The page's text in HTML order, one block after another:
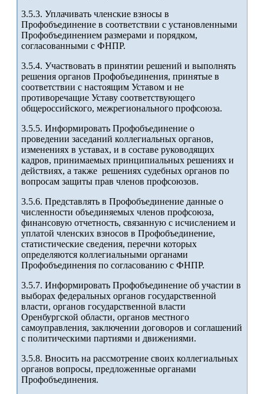
3.5.3. Уплачивать членские взносы в
Профобъединение в соответствии с установленными
Профобъединением размерами и порядком,
согласованными с ФНПР.
3.5.4. Участвовать в принятии решений и выполнять
решения органов Профобъединения, принятые в
соответствии с настоящим Уставом и не
противоречащие Уставу соответствующего
общероссийского, межрегионального профсоюза.
3.5.5. Информировать Профобъединение о
проведении заседаний коллегиальных органов,
изменениях в уставах, и в составе руководящих
кадров, принимаемых принципиальных решениях и
действиях, а также решениях судебных органов по
вопросам защиты прав членов профсоюзов.
3.5.6. Представлять в Профобъединение данные о
численности объединяемых членов профсоюза,
финансовую отчетность, связанную с исчислением и
уплатой членских взносов в Профобъединение,
статистические сведения, перечни которых
определяются коллегиальными органами
Профобъединения по согласованию с ФНПР.
3.5.7. Информировать Профобъединение об участии в
выборах федеральных органов государственной
власти, органов государственной власти
Оренбургской области, органов местного
самоуправления, заключении договоров и соглашений
с политическими партиями и движениями.
3.5.8. Вносить на рассмотрение своих коллегиальных
органов вопросы, предложенные органами
Профобъединения.